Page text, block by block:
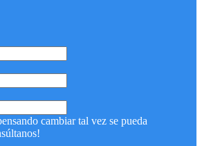
cambiar tal vez se pueda